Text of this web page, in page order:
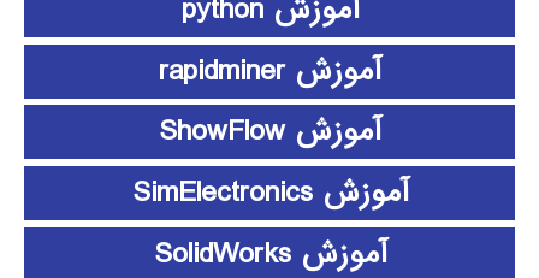
آموزش python
آموزش rapidminer
آموزش ShowFlow
آموزش SimElectronics
آموزش SolidWorks